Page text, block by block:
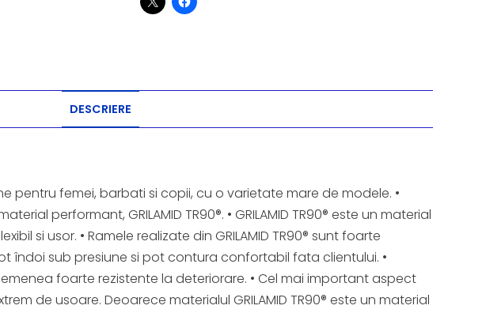
DESCRIERE
pentru femei, barbati si copii, cu o varietate mare de modele. •
performant, GRILAMID TR90®. • GRILAMID TR90® este un material
si usor. • Ramele realizate din GRILAMID TR90® sunt foarte
îndoi sub presiune si pot contura confortabil fata clientului. •
foarte rezistente la deteriorare. • Cel mai important aspect
de usoare. Deoarece materialul GRILAMID TR90® este un material